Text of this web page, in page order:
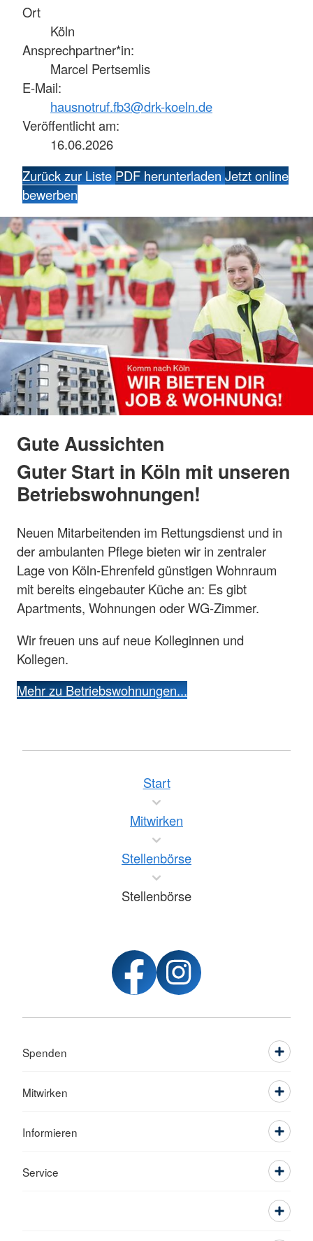
Ort
Köln
Ansprechpartner*in:
Marcel Pertsemlis
E-Mail:
hausnotruf.fb3@drk-koeln.de
Veröffentlicht am:
16.06.2026
Zurück zur ListePDF herunterladenJetzt online
bewerben
Gute Aussichten
Guter Start in Köln mit unseren
Betriebswohnungen!
Neuen Mitarbeitenden im Rettungsdienst und in
der ambulanten Pflege bieten wir in zentraler
Lage von Köln-Ehrenfeld günstigen Wohnraum
mit bereits eingebauter Küche an: Es gibt
Apartments, Wohnungen oder WG-Zimmer.
Wir freuen uns auf neue Kolleginnen und
Kollegen.
Mehr zu Betriebswohnungen...
Start
Mitwirken
Stellenbörse
Stellenbörse
Spenden
Mitwirken
Informieren
Service